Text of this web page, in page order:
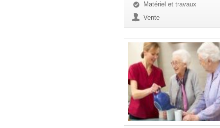
Matériel et travaux
Vente